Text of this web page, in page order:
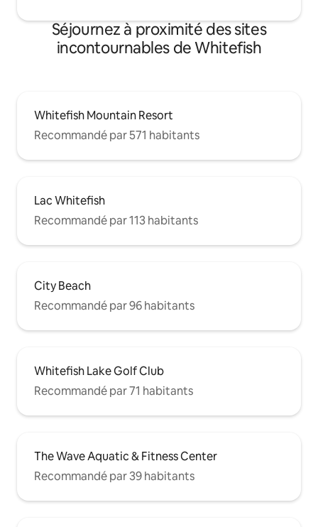
Séjournez à proximité des sites
incontournables de Whitefish
Whitefish Mountain Resort
Recommandé par 571 habitants
Lac Whitefish
Recommandé par 113 habitants
City Beach
Recommandé par 96 habitants
Whitefish Lake Golf Club
Recommandé par 71 habitants
The Wave Aquatic & Fitness Center
Recommandé par 39 habitants